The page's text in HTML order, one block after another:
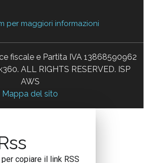
per maggiori informazioni
fiscale e Partita IVA 13868590962
ALL RIGHTS RESERVED. ISP
AWS
Mappa del sito
copiare il link RSS